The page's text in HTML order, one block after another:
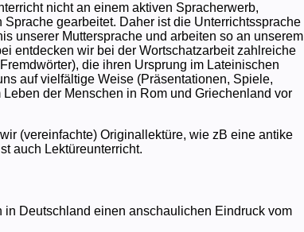
nicht an einem aktiven Spracherwerb,
gearbeitet. Daher ist die Unterrichtssprache
unserer Muttersprache und arbeiten so an unserem
entdecken wir bei der Wortschatzarbeit zahlreiche
die ihren Ursprung im Lateinischen
auf vielfältige Weise (Präsentationen, Spiele,
der Menschen in Rom und Griechenland vor
(vereinfachte) Originallektüre, wie zB eine antike
auch Lektüreunterricht.
Deutschland einen anschaulichen Eindruck vom